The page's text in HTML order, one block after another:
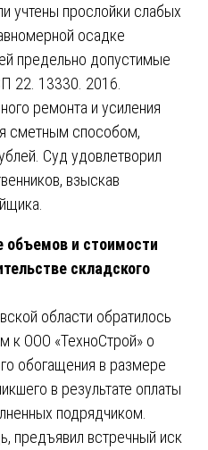
учтены прослойки слабых
осадке
предельно допустимые
22. 13330. 2016.
ремонта и усиления
сметным способом,
Суд удовлетворил
взыскав
и стоимости
складского
области обратилось
к ООО «ТехноСтрой» о
обогащения в размере
в результате оплаты
подрядчиком.
предъявил встречный иск